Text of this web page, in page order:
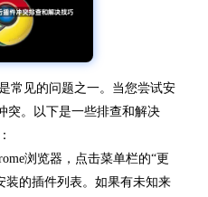
常见的问题之一。当您尝试安
突。以下是一些排查和解决
浏览器，点击菜单栏的“更
装的插件列表。如果有未知来